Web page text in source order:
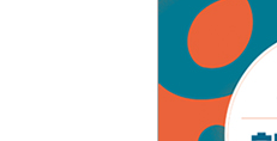
10 제10회 최신
[ 엑셀2010 ]
PART. 01 데이터